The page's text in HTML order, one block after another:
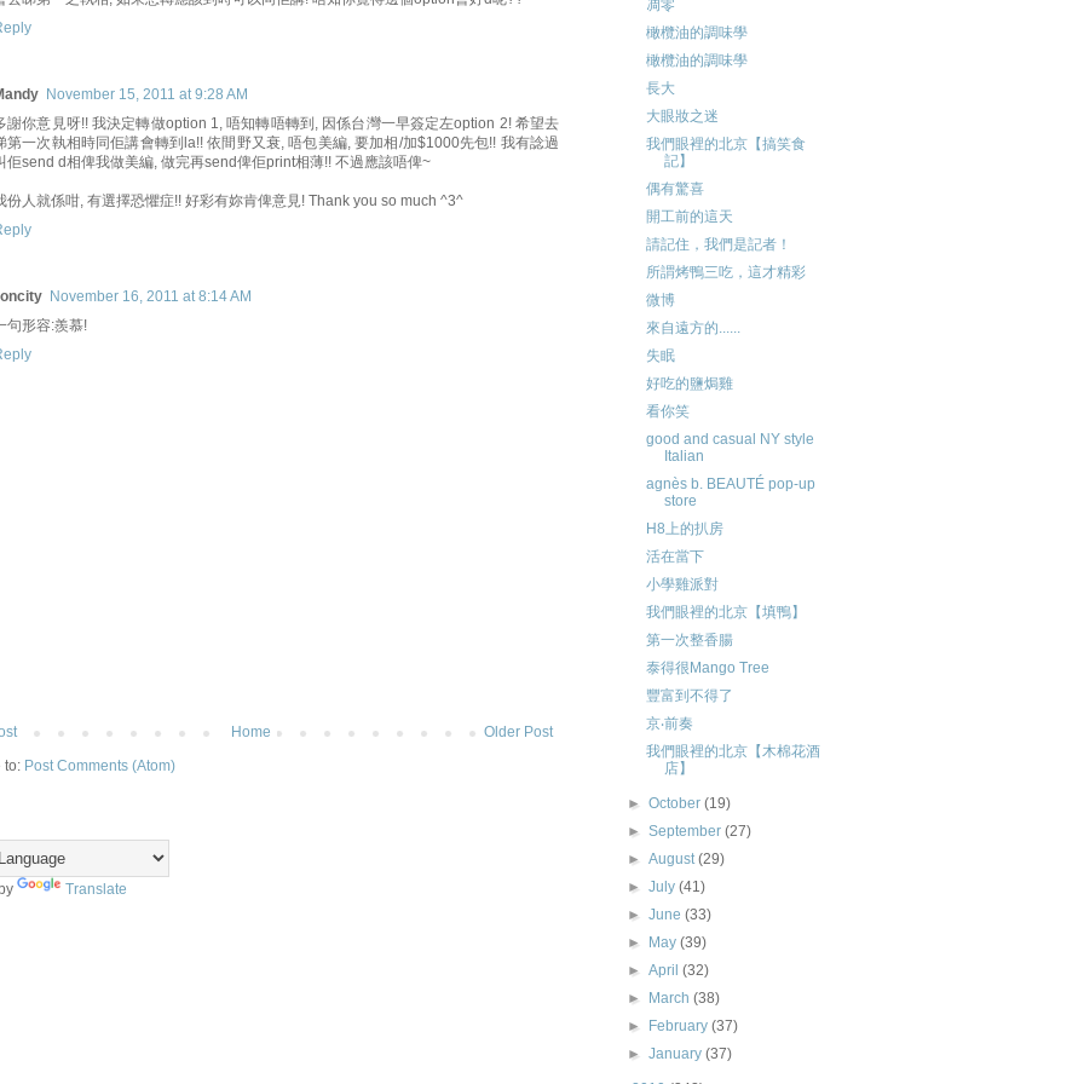
November 15, 2011 at 9:28 AM
謝你意見呀!! 我決定轉做option 1, 唔知轉唔轉到, 因係台灣一早簽定左option 2! 希望去
第一次執相時同佢講會轉到la!! 依間野又衰, 唔包美編, 要加相/加$1000先包!! 我有諗過
佢send d相俾我做美編, 做完再send俾佢print相薄!! 不過應該唔俾~
份人就係咁, 有選擇恐懼症!! 好彩有妳肯俾意見! Thank you so much ^3^
November 16, 2011 at 8:14 AM
句形容:羨慕!
Older Post
Home
to: Post Comments (Atom)
Translate
凋零
橄欖油的調味學
橄欖油的調味學
長大
大眼妝之迷
我們眼裡的北京【搞笑食
記】
偶有驚喜
開工前的這天
請記住，我們是記者！
所謂烤鴨三吃，這才精彩
微博
來自遠方的......
失眠
好吃的鹽焗雞
看你笑
good and casual NY style
Italian
agnès b. BEAUTÉ pop-up
store
H8上的扒房
活在當下
小學雞派對
我們眼裡的北京【填鴨】
第一次整香腸
泰得很Mango Tree
豐富到不得了
京‧前奏
我們眼裡的北京【木棉花酒
店】
►October(19)
►September(27)
►August(29)
►July(41)
►June(33)
►
May(39)
►April(32)
►
March(38)
►
February(37)
►January(37)